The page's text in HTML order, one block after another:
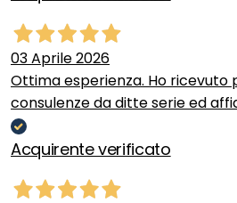
03 Aprile 2026
Ottima esperienza. Ho ricevuto
consulenze da ditte serie ed
Acquirente verificato